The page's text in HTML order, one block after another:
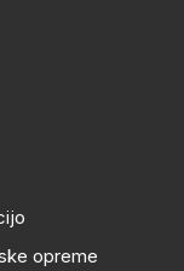
opreme